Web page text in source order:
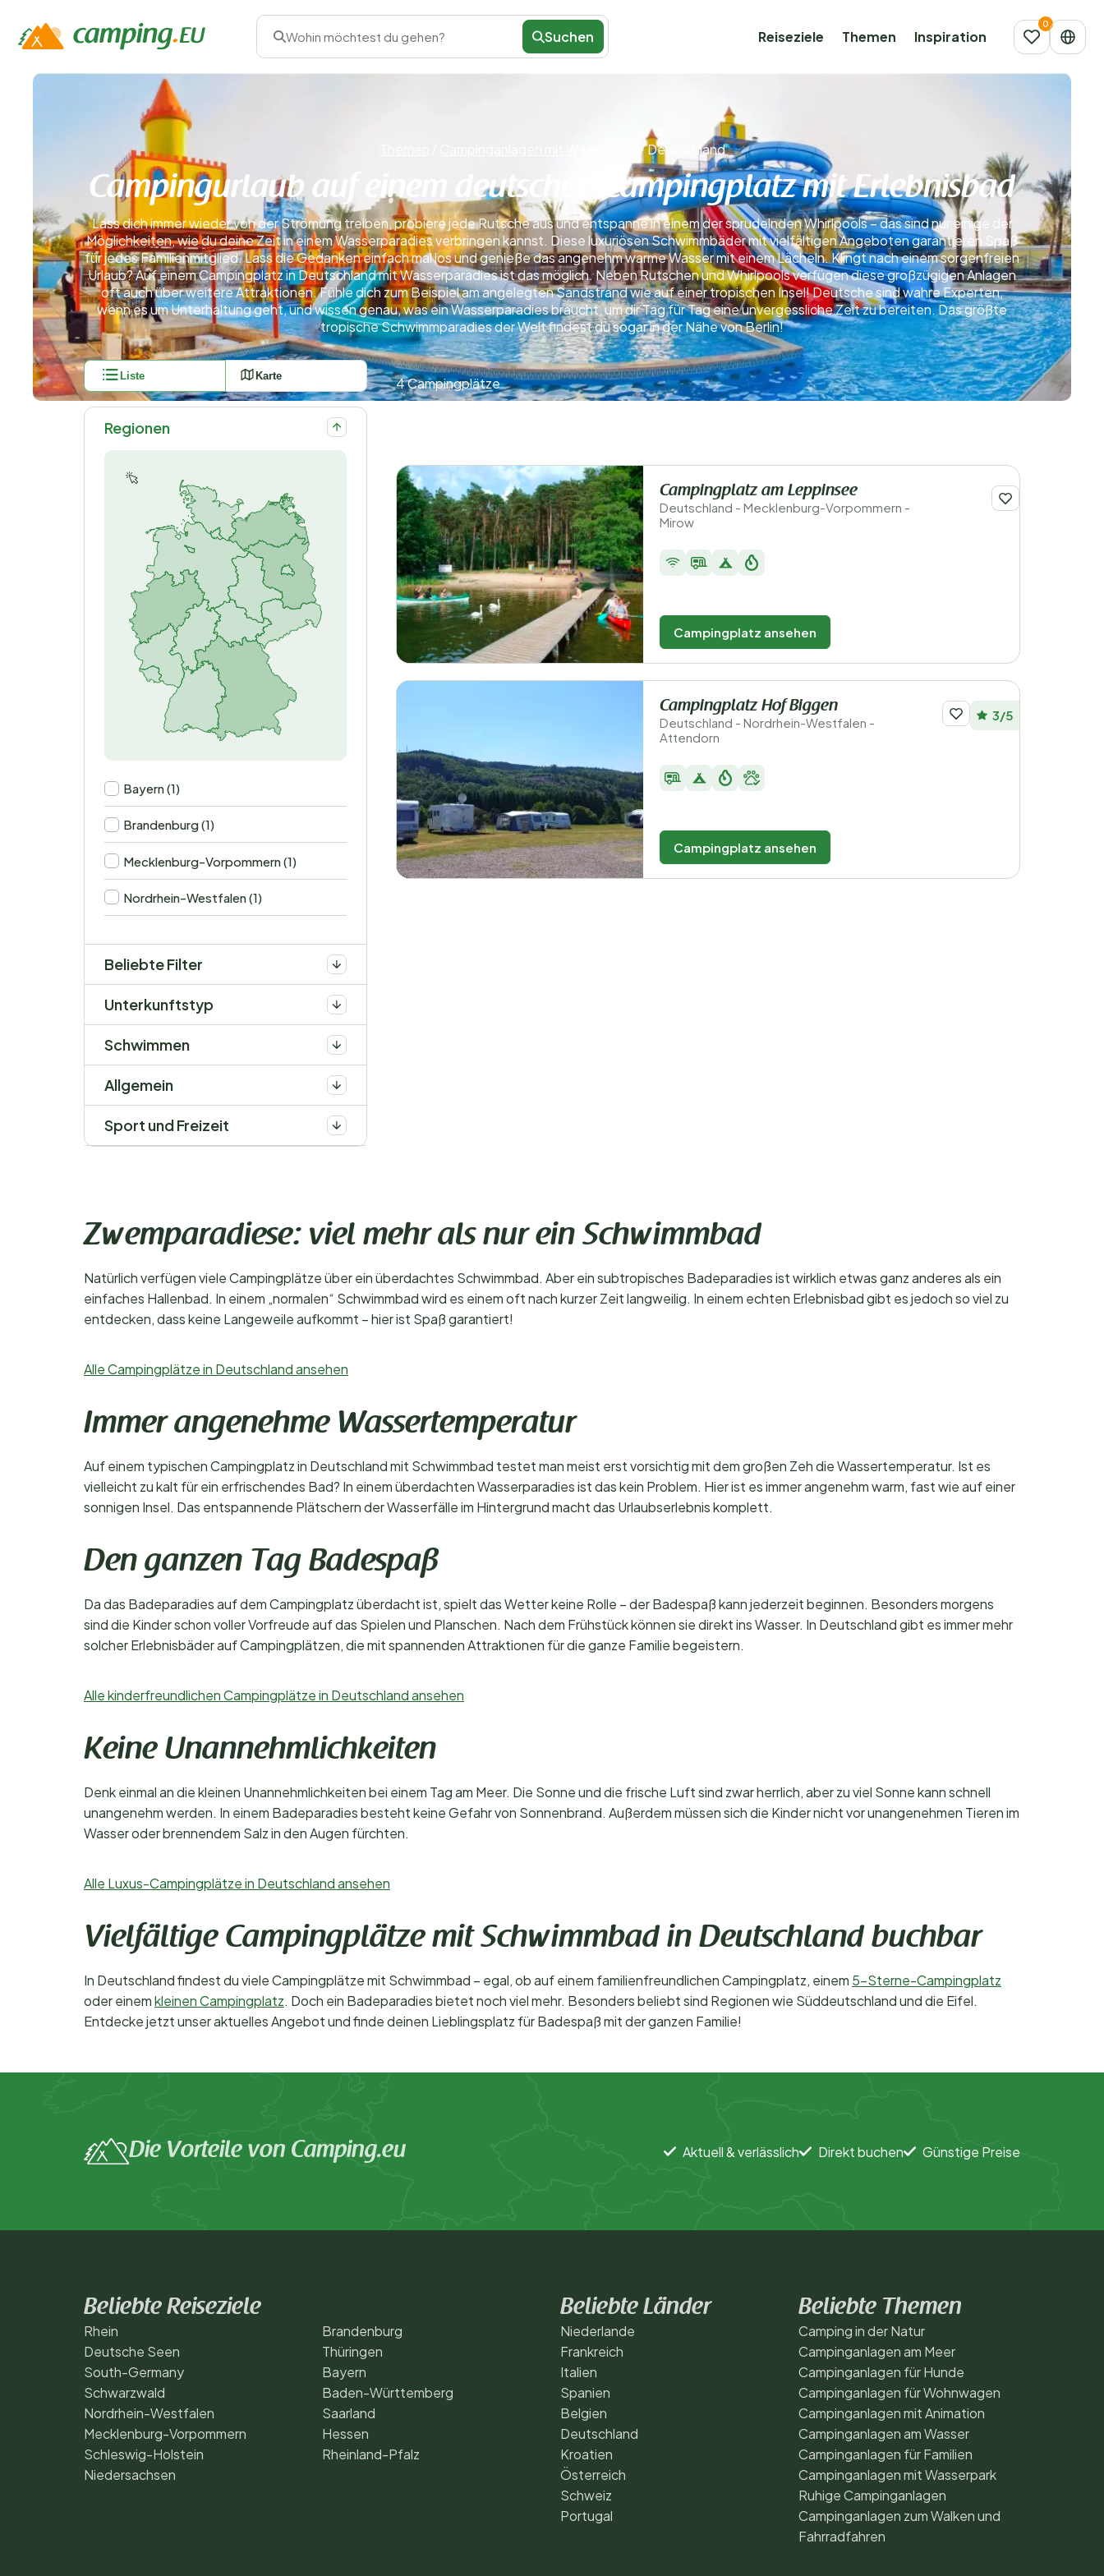
Wohin möchtest du gehen? Suchen Reiseziele Themen Inspiration
/Deutschland
Campingurlaub auf einem deutschen Campingplatz mit Erlebnisbad
Lass dich immer wieder von der Strömung treiben, probiere jede Rutsche aus und entspanne in einem der sprudelnden Whirlpools – das sind nur einige der
Möglichkeiten, wie du deine Zeit in einem Wasserparadies verbringen kannst. Diese luxuriösen Schwimmbäder mit vielfältigen Angeboten garantieren Spaß
für jedes Familienmitglied. Lass die Gedanken einfach mal los und genieße das angenehm warme Wasser mit einem Lächeln. Klingt nach einem sorgenfreien
Urlaub? Auf einem Campingplatz in Deutschland mit Wasserparadies ist das möglich. Neben Rutschen und Whirlpools verfügen diese großzügigen Anlagen
oft auch über weitere Attraktionen. Fühle dich zum Beispiel am angelegten Sandstrand wie auf einer tropischen Insel! Deutsche sind wahre Experten,
wenn es um Unterhaltung geht, und wissen genau, was ein Wasserparadies braucht, um dir Tag für Tag eine unvergessliche Zeit zu bereiten. Das größte
tropische Schwimmparadies der Welt findest du sogar in der Nähe von Berlin!
Liste Karte
Regionen
Bayern (1)
Brandenburg (1)
Mecklenburg-Vorpommern (1)
Nordrhein-Westfalen (1)
Beliebte Filter
Unterkunftstyp
Schwimmen
Allgemein
Sport und Freizeit
4 Campingplätze
Campingplatz am Leppinsee
Deutschland - Mecklenburg-Vorpommern -
Mirow
Campingplatz ansehen
Campingplatz Hof Biggen
Deutschland - Nordrhein-Westfalen -
Attendorn
3/5
Campingplatz ansehen
Zwemparadiese: viel mehr als nur ein Schwimmbad
Natürlich verfügen viele Campingplätze über ein überdachtes Schwimmbad. Aber ein subtropisches Badeparadies ist wirklich etwas ganz anderes als ein
einfaches Hallenbad. In einem „normalen“ Schwimmbad wird es einem oft nach kurzer Zeit langweilig. In einem echten Erlebnisbad gibt es jedoch so viel zu
entdecken, dass keine Langeweile aufkommt – hier ist Spaß garantiert!
Alle Campingplätze in Deutschland ansehen
Immer angenehme Wassertemperatur
Auf einem typischen Campingplatz in Deutschland mit Schwimmbad testet man meist erst vorsichtig mit dem großen Zeh die Wassertemperatur. Ist es
vielleicht zu kalt für ein erfrischendes Bad? In einem überdachten Wasserparadies ist das kein Problem. Hier ist es immer angenehm warm, fast wie auf einer
sonnigen Insel. Das entspannende Plätschern der Wasserfälle im Hintergrund macht das Urlaubserlebnis komplett.
Den ganzen Tag Badespaß
Da das Badeparadies auf dem Campingplatz überdacht ist, spielt das Wetter keine Rolle – der Badespaß kann jederzeit beginnen. Besonders morgens
sind die Kinder schon voller Vorfreude auf das Spielen und Planschen. Nach dem Frühstück können sie direkt ins Wasser. In Deutschland gibt es immer mehr
solcher Erlebnisbäder auf Campingplätzen, die mit spannenden Attraktionen für die ganze Familie begeistern.
Alle kinderfreundlichen Campingplätze in Deutschland ansehen
Keine Unannehmlichkeiten
Denk einmal an die kleinen Unannehmlichkeiten bei einem Tag am Meer. Die Sonne und die frische Luft sind zwar herrlich, aber zu viel Sonne kann schnell
unangenehm werden. In einem Badeparadies besteht keine Gefahr von Sonnenbrand. Außerdem müssen sich die Kinder nicht vor unangenehmen Tieren im
Wasser oder brennendem Salz in den Augen fürchten.
Alle Luxus-Campingplätze in Deutschland ansehen
Vielfältige Campingplätze mit Schwimmbad in Deutschland buchbar
In Deutschland findest du viele Campingplätze mit Schwimmbad – egal, ob auf einem familienfreundlichen Campingplatz, einem 5-Sterne-Campingplatz
oder einemkleinen Campingplatz. Doch ein Badeparadies bietet noch viel mehr. Besonders beliebt sind Regionen wie Süddeutschland und die Eifel.
Entdecke jetzt unser aktuelles Angebot und finde deinen Lieblingsplatz für Badespaß mit der ganzen Familie!
Die Vorteile von Camping.eu Aktuell & verlässlich Direkt buchen Günstige Preise
Beliebte Reiseziele
Rhein
Deutsche Seen
South-Germany
Schwarzwald
Nordrhein-Westfalen
Mecklenburg-Vorpommern
Schleswig-Holstein
Niedersachsen
Brandenburg
Thüringen
Bayern
Baden-Württemberg
Saarland
Hessen
Rheinland-Pfalz
Beliebte Länder
Niederlande
Frankreich
Italien
Spanien
Belgien
Deutschland
Kroatien
Österreich
Schweiz
Portugal
Beliebte Themen
Camping in der Natur
Campinganlagen am Meer
Campinganlagen für Hunde
Campinganlagen für Wohnwagen
Campinganlagen mit Animation
Campinganlagen am Wasser
Campinganlagen für Familien
Campinganlagen mit Wasserpark
Ruhige Campinganlagen
Campinganlagen zum Walken und
Fahrradfahren